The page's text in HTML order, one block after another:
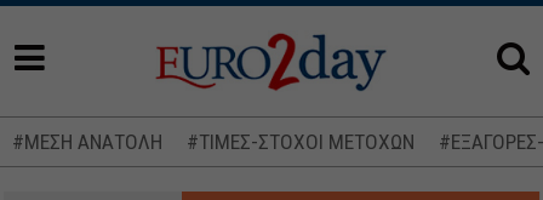
#ΜΕΣΗ ΑΝΑΤΟΛΗ #ΤΙΜΕΣ-ΣΤΟΧΟΙ ΜΕΤΟΧΩΝ